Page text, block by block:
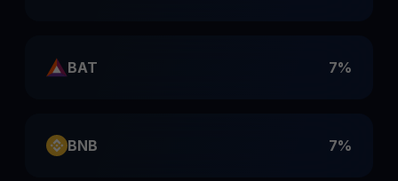
BAT 7%
BNB 7%